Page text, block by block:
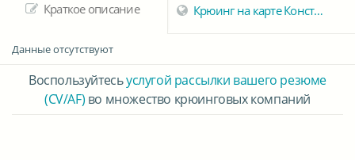
Краткое описание Крюинг на карте Констанцы
Данные отсутствуют
Воспользуйтесьуслугой рассылки вашего резюме
(CV/AF) во множество крюинговых компаний